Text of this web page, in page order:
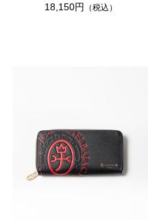
18,150円
（税込）